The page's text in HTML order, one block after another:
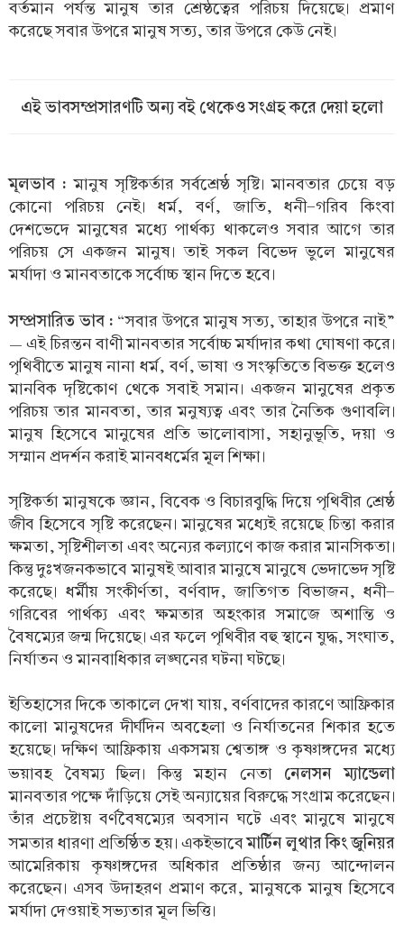
বর্তমান পর্যন্ত মানুষ তার শ্রেষ্ঠত্বের পরিচয় দিয়েছে। প্রমাণ
করেছে সবার উপরে মানুষ সত্য, তার উপরে কেউ নেই।
এই ভাবসম্প্রসারণটি অন্য বই থেকেও সংগ্রহ করে দেয়া হলো
মূলভাব : মানুষ সৃষ্টিকর্তার সর্বশ্রেষ্ঠ সৃষ্টি। মানবতার চেয়ে বড়
কোনো পরিচয় নেই। ধর্ম, বর্ণ, জাতি, ধনী-গরিব কিংবা
দেশভেদে মানুষের মধ্যে পার্থক্য থাকলেও সবার আগে তার
পরিচয় সে একজন মানুষ। তাই সকল বিভেদ ভুলে মানুষের
মর্যাদা ও মানবতাকে সর্বোচ্চ স্থান দিতে হবে।
সম্প্রসারিত ভাব : “সবার উপরে মানুষ সত্য, তাহার উপরে নাই”
— এই চিরন্তন বাণী মানবতার সর্বোচ্চ মর্যাদার কথা ঘোষণা করে।
পৃথিবীতে মানুষ নানা ধর্ম, বর্ণ, ভাষা ও সংস্কৃতিতে বিভক্ত হলেও
মানবিক দৃষ্টিকোণ থেকে সবাই সমান। একজন মানুষের প্রকৃত
পরিচয় তার মানবতা, তার মনুষ্যত্ব এবং তার নৈতিক গুণাবলি।
মানুষ হিসেবে মানুষের প্রতি ভালোবাসা, সহানুভূতি, দয়া ও
সম্মান প্রদর্শন করাই মানবধর্মের মূল শিক্ষা।
সৃষ্টিকর্তা মানুষকে জ্ঞান, বিবেক ও বিচারবুদ্ধি দিয়ে পৃথিবীর শ্রেষ্ঠ
জীব হিসেবে সৃষ্টি করেছেন। মানুষের মধ্যেই রয়েছে চিন্তা করার
ক্ষমতা, সৃষ্টিশীলতা এবং অন্যের কল্যাণে কাজ করার মানসিকতা।
কিন্তু দুঃখজনকভাবে মানুষই আবার মানুষে মানুষে ভেদাভেদ সৃষ্টি
করেছে। ধর্মীয় সংকীর্ণতা, বর্ণবাদ, জাতিগত বিভাজন, ধনী-
গরিবের পার্থক্য এবং ক্ষমতার অহংকার সমাজে অশান্তি ও
বৈষম্যের জন্ম দিয়েছে। এর ফলে পৃথিবীর বহু স্থানে যুদ্ধ, সংঘাত,
নির্যাতন ও মানবাধিকার লঙ্ঘনের ঘটনা ঘটছে।
ইতিহাসের দিকে তাকালে দেখা যায়, বর্ণবাদের কারণে আফ্রিকার
কালো মানুষদের দীর্ঘদিন অবহেলা ও নির্যাতনের শিকার হতে
হয়েছে। দক্ষিণ আফ্রিকায় একসময় শ্বেতাঙ্গ ও কৃষ্ণাঙ্গদের মধ্যে
ভয়াবহ বৈষম্য ছিল। কিন্তু মহান নেতা নেলসন ম্যান্ডেলা
মানবতার পক্ষে দাঁড়িয়ে সেই অন্যায়ের বিরুদ্ধে সংগ্রাম করেছেন।
তাঁর প্রচেষ্টায় বর্ণবৈষম্যের অবসান ঘটে এবং মানুষে মানুষে
সমতার ধারণা প্রতিষ্ঠিত হয়। একইভাবেমার্টিন লুথার কিং জুনিয়র
আমেরিকায় কৃষ্ণাঙ্গদের অধিকার প্রতিষ্ঠার জন্য আন্দোলন
করেছেন। এসব উদাহরণ প্রমাণ করে, মানুষকে মানুষ হিসেবে
মর্যাদা দেওয়াই সভ্যতার মূল ভিত্তি।